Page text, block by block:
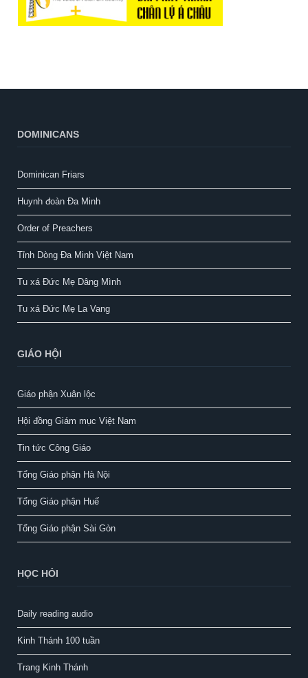
DOMINICANS
Dominican Friars
Huynh đoàn Đa Minh
Order of Preachers
Tỉnh Dòng Đa Minh Việt Nam
Tu xá Đức Mẹ Dâng Mình
Tu xá Đức Mẹ La Vang
GIÁO HỘI
Giáo phận Xuân lộc
Hội đồng Giám mục Việt Nam
Tin tức Công Giáo
Tổng Giáo phận Hà Nội
Tổng Giáo phận Huế
Tổng Giáo phận Sài Gòn
HỌC HỎI
Daily reading audio
Kinh Thánh 100 tuần
Trang Kinh Thánh